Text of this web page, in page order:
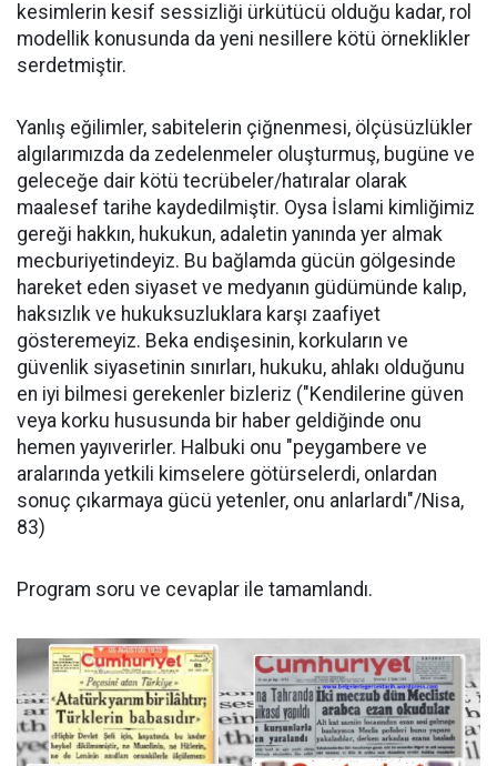
kesimlerin kesif sessizliği ürkütücü olduğu kadar, rol
modellik konusunda da yeni nesillere kötü örneklikler
serdetmiştir.
Yanlış eğilimler, sabitelerin çiğnenmesi, ölçüsüzlükler
algılarımızda da zedelenmeler oluşturmuş, bugüne ve
geleceğe dair kötü tecrübeler/hatıralar olarak
maalesef tarihe kaydedilmiştir. Oysa İslami kimliğimiz
gereği hakkın, hukukun, adaletin yanında yer almak
mecburiyetindeyiz. Bu bağlamda gücün gölgesinde
hareket eden siyaset ve medyanın güdümünde kalıp,
haksızlık ve hukuksuzluklara karşı zaafiyet
gösteremeyiz. Beka endişesinin, korkuların ve
güvenlik siyasetinin sınırları, hukuku, ahlakı olduğunu
en iyi bilmesi gerekenler bizleriz ("Kendilerine güven
veya korku hususunda bir haber geldiğinde onu
hemen yayıverirler. Halbuki onu "peygambere ve
aralarında yetkili kimselere götürselerdi, onlardan
sonuç çıkarmaya gücü yetenler, onu anlarlardı"/Nisa,
83)
Program soru ve cevaplar ile tamamlandı.